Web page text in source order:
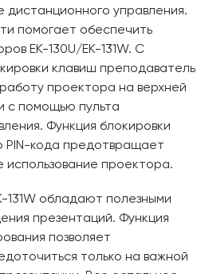
дистанционного управления.
помогает обеспечить
EK-130U/EK-131W. С
клавиш преподаватель
проектора на верхней
с помощью пульта
Функция блокировки
кода предотвращает
проектора.
131W обладают полезными
презентаций. Функция
позволяет
только на важной